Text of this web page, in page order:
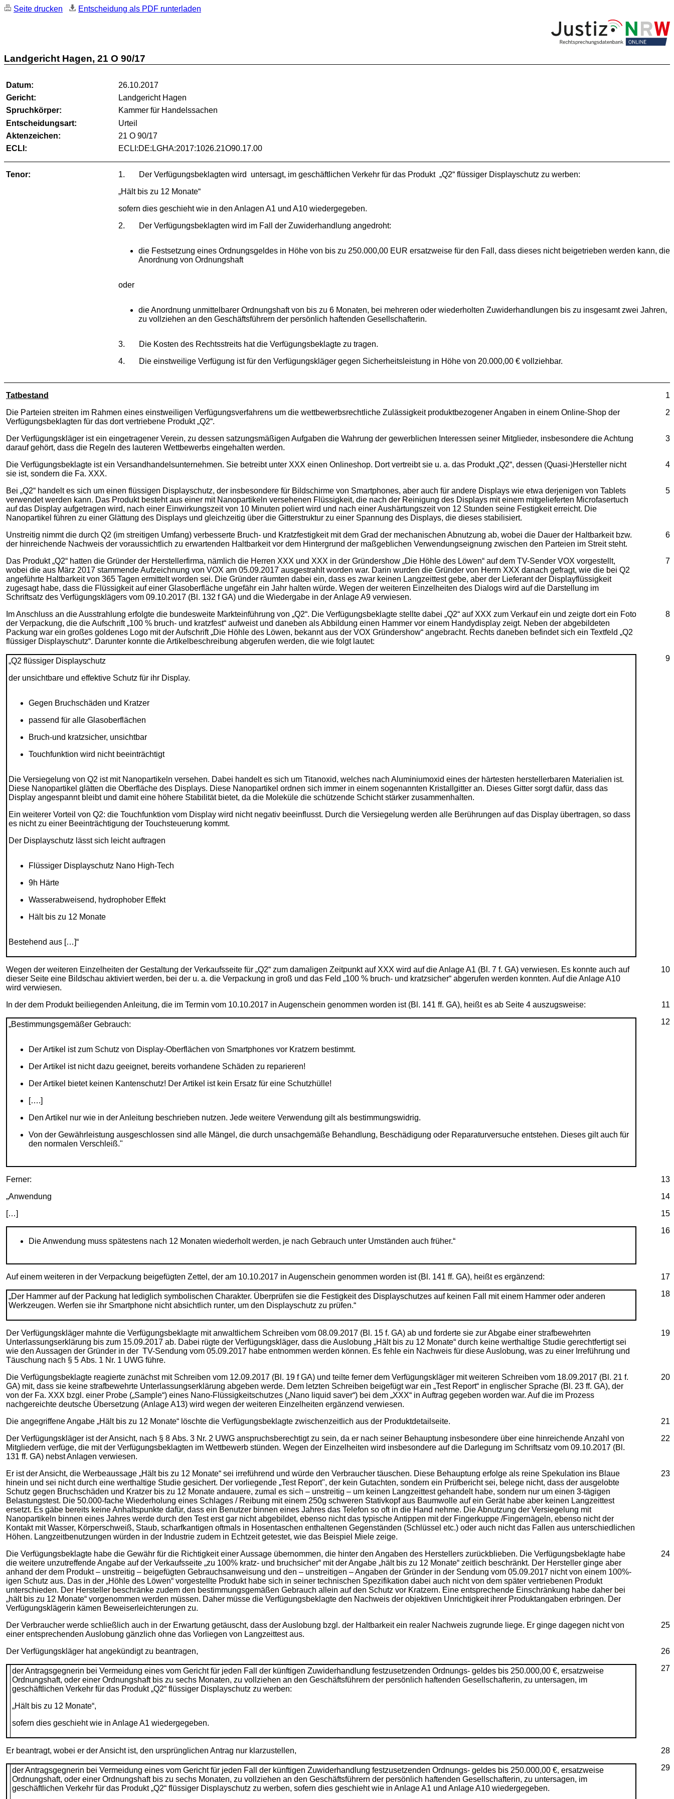
Seite drucken Entscheidung als PDF runterladen
Landgericht Hagen, 21 O 90/17
Datum:
26.10.2017
Gericht:
Landgericht Hagen
Spruchkörper:
Kammer für Handelssachen
Entscheidungsart:
Urteil
Aktenzeichen:
21 O 90/17
ECLI:
ECLI:DE:LGHA:2017:1026.21O90.17.00
Tenor:
1. Der Verfügungsbeklagten wird untersagt, im geschäftlichen Verkehr für das Produkt „Q2“ flüssiger Displayschutz zu werben:
„Hält bis zu 12 Monate“
sofern dies geschieht wie in den Anlagen A1 und A10 wiedergegeben.
2. Der Verfügungsbeklagten wird im Fall der Zuwiderhandlung angedroht:
die Festsetzung eines Ordnungsgeldes in Höhe von bis zu 250.000,00 EUR ersatzweise für den Fall, dass dieses nicht beigetrieben werden kann, die
Anordnung von Ordnungshaft
oder
die Anordnung unmittelbarer Ordnungshaft von bis zu 6 Monaten, bei mehreren oder wiederholten Zuwiderhandlungen bis zu insgesamt zwei Jahren,
zu vollziehen an den Geschäftsführern der persönlich haftenden Gesellschafterin.
3. Die Kosten des Rechtsstreits hat die Verfügungsbeklagte zu tragen.
4. Die einstweilige Verfügung ist für den Verfügungskläger gegen Sicherheitsleistung in Höhe von 20.000,00 € vollziehbar.
1
Tatbestand
2
Die Parteien streiten im Rahmen eines einstweiligen Verfügungsverfahrens um die wettbewerbsrechtliche Zulässigkeit produktbezogener Angaben in einem Online-Shop der
Verfügungsbeklagten für das dort vertriebene Produkt „Q2“.
3
Der Verfügungskläger ist ein eingetragener Verein, zu dessen satzungsmäßigen Aufgaben die Wahrung der gewerblichen Interessen seiner Mitglieder, insbesondere die Achtung
darauf gehört, dass die Regeln des lauteren Wettbewerbs eingehalten werden.
4
Die Verfügungsbeklagte ist ein Versandhandelsunternehmen. Sie betreibt unter XXX einen Onlineshop. Dort vertreibt sie u. a. das Produkt „Q2“, dessen (Quasi-)Hersteller nicht
sie ist, sondern die Fa. XXX.
5
Bei „Q2“ handelt es sich um einen flüssigen Displayschutz, der insbesondere für Bildschirme von Smartphones, aber auch für andere Displays wie etwa derjenigen von Tablets
verwendet werden kann. Das Produkt besteht aus einer mit Nanopartikeln versehenen Flüssigkeit, die nach der Reinigung des Displays mit einem mitgelieferten Microfasertuch
auf das Display aufgetragen wird, nach einer Einwirkungszeit von 10 Minuten poliert wird und nach einer Aushärtungszeit von 12 Stunden seine Festigkeit erreicht. Die
Nanopartikel führen zu einer Glättung des Displays und gleichzeitig über die Gitterstruktur zu einer Spannung des Displays, die dieses stabilisiert.
6
Unstreitig nimmt die durch Q2 (im streitigen Umfang) verbesserte Bruch- und Kratzfestigkeit mit dem Grad der mechanischen Abnutzung ab, wobei die Dauer der Haltbarkeit bzw.
der hinreichende Nachweis der voraussichtlich zu erwartenden Haltbarkeit vor dem Hintergrund der maßgeblichen Verwendungseignung zwischen den Parteien im Streit steht.
7
Das Produkt „Q2“ hatten die Gründer der Herstellerfirma, nämlich die Herren XXX und XXX in der Gründershow „Die Höhle des Löwen“ auf dem TV-Sender VOX vorgestellt,
wobei die aus März 2017 stammende Aufzeichnung von VOX am 05.09.2017 ausgestrahlt worden war. Darin wurden die Gründer von Herrn XXX danach gefragt, wie die bei Q2
angeführte Haltbarkeit von 365 Tagen ermittelt worden sei. Die Gründer räumten dabei ein, dass es zwar keinen Langzeittest gebe, aber der Lieferant der Displayflüssigkeit
zugesagt habe, dass die Flüssigkeit auf einer Glasoberfläche ungefähr ein Jahr halten würde. Wegen der weiteren Einzelheiten des Dialogs wird auf die Darstellung im
Schriftsatz des Verfügungsklägers vom 09.10.2017 (Bl. 132 f GA) und die Wiedergabe in der Anlage A9 verwiesen.
8
Im Anschluss an die Ausstrahlung erfolgte die bundesweite Markteinführung von „Q2“. Die Verfügungsbeklagte stellte dabei „Q2“ auf XXX zum Verkauf ein und zeigte dort ein Foto
der Verpackung, die die Aufschrift „100 % bruch- und kratzfest“ aufweist und daneben als Abbildung einen Hammer vor einem Handydisplay zeigt. Neben der abgebildeten
Packung war ein großes goldenes Logo mit der Aufschrift „Die Höhle des Löwen, bekannt aus der VOX Gründershow“ angebracht. Rechts daneben befindet sich ein Textfeld „Q2
flüssiger Displayschutz“. Darunter konnte die Artikelbeschreibung abgerufen werden, die wie folgt lautet:
9
„Q2 flüssiger Displayschutz
der unsichtbare und effektive Schutz für ihr Display.
Gegen Bruchschäden und Kratzer
passend für alle Glasoberflächen
Bruch-und kratzsicher, unsichtbar
Touchfunktion wird nicht beeinträchtigt
Die Versiegelung von Q2 ist mit Nanopartikeln versehen. Dabei handelt es sich um Titanoxid, welches nach Aluminiumoxid eines der härtesten herstellerbaren Materialien ist.
Diese Nanopartikel glätten die Oberfläche des Displays. Diese Nanopartikel ordnen sich immer in einem sogenannten Kristallgitter an. Dieses Gitter sorgt dafür, dass das
Display angespannt bleibt und damit eine höhere Stabilität bietet, da die Moleküle die schützende Schicht stärker zusammenhalten.
Ein weiterer Vorteil von Q2: die Touchfunktion vom Display wird nicht negativ beeinflusst. Durch die Versiegelung werden alle Berührungen auf das Display übertragen, so dass
es nicht zu einer Beeinträchtigung der Touchsteuerung kommt.
Der Displayschutz lässt sich leicht auftragen
Flüssiger Displayschutz Nano High-Tech
9h Härte
Wasserabweisend, hydrophober Effekt
Hält bis zu 12 Monate
Bestehend aus […]“
10
Wegen der weiteren Einzelheiten der Gestaltung der Verkaufsseite für „Q2“ zum damaligen Zeitpunkt auf XXX wird auf die Anlage A1 (Bl. 7 f. GA) verwiesen. Es konnte auch auf
dieser Seite eine Bildschau aktiviert werden, bei der u. a. die Verpackung in groß und das Feld „100 % bruch- und kratzsicher“ abgerufen werden konnten. Auf die Anlage A10
wird verwiesen.
11
In der dem Produkt beiliegenden Anleitung, die im Termin vom 10.10.2017 in Augenschein genommen worden ist (Bl. 141 ff. GA), heißt es ab Seite 4 auszugsweise:
12
„Bestimmungsgemäßer Gebrauch:
Der Artikel ist zum Schutz von Display-Oberflächen von Smartphones vor Kratzern bestimmt.
Der Artikel ist nicht dazu geeignet, bereits vorhandene Schäden zu reparieren!
Der Artikel bietet keinen Kantenschutz! Der Artikel ist kein Ersatz für eine Schutzhülle!
[….]
Den Artikel nur wie in der Anleitung beschrieben nutzen. Jede weitere Verwendung gilt als bestimmungswidrig.
Von der Gewährleistung ausgeschlossen sind alle Mängel, die durch unsachgemäße Behandlung, Beschädigung oder Reparaturversuche entstehen. Dieses gilt auch für
den normalen Verschleiß."
13
Ferner:
14
„Anwendung
15
[…]
16
Die Anwendung muss spätestens nach 12 Monaten wiederholt werden, je nach Gebrauch unter Umständen auch früher.“
17
Auf einem weiteren in der Verpackung beigefügten Zettel, der am 10.10.2017 in Augenschein genommen worden ist (Bl. 141 ff. GA), heißt es ergänzend:
18
„Der Hammer auf der Packung hat lediglich symbolischen Charakter. Überprüfen sie die Festigkeit des Displayschutzes auf keinen Fall mit einem Hammer oder anderen
Werkzeugen. Werfen sie ihr Smartphone nicht absichtlich runter, um den Displayschutz zu prüfen.“
19
Der Verfügungskläger mahnte die Verfügungsbeklagte mit anwaltlichem Schreiben vom 08.09.2017 (Bl. 15 f. GA) ab und forderte sie zur Abgabe einer strafbewehrten
Unterlassungserklärung bis zum 15.09.2017 ab. Dabei rügte der Verfügungskläger, dass die Auslobung „Hält bis zu 12 Monate“ durch keine werthaltige Studie gerechtfertigt sei
wie den Aussagen der Gründer in der TV-Sendung vom 05.09.2017 habe entnommen werden können. Es fehle ein Nachweis für diese Auslobung, was zu einer Irreführung und
Täuschung nach § 5 Abs. 1 Nr. 1 UWG führe.
20
Die Verfügungsbeklagte reagierte zunächst mit Schreiben vom 12.09.2017 (Bl. 19 f GA) und teilte ferner dem Verfügungskläger mit weiteren Schreiben vom 18.09.2017 (Bl. 21 f.
GA) mit, dass sie keine strafbewehrte Unterlassungserklärung abgeben werde. Dem letzten Schreiben beigefügt war ein „Test Report“ in englischer Sprache (Bl. 23 ff. GA), der
von der Fa. XXX bzgl. einer Probe („Sample“) eines Nano-Flüssigkeitschutzes („Nano liquid saver“) bei dem „XXX“ in Auftrag gegeben worden war. Auf die im Prozess
nachgereichte deutsche Übersetzung (Anlage A13) wird wegen der weiteren Einzelheiten ergänzend verwiesen.
21
Die angegriffene Angabe „Hält bis zu 12 Monate“ löschte die Verfügungsbeklagte zwischenzeitlich aus der Produktdetailseite.
22
Der Verfügungskläger ist der Ansicht, nach § 8 Abs. 3 Nr. 2 UWG anspruchsberechtigt zu sein, da er nach seiner Behauptung insbesondere über eine hinreichende Anzahl von
Mitgliedern verfüge, die mit der Verfügungsbeklagten im Wettbewerb stünden. Wegen der Einzelheiten wird insbesondere auf die Darlegung im Schriftsatz vom 09.10.2017 (Bl.
131 ff. GA) nebst Anlagen verwiesen.
23
Er ist der Ansicht, die Werbeaussage „Hält bis zu 12 Monate“ sei irreführend und würde den Verbraucher täuschen. Diese Behauptung erfolge als reine Spekulation ins Blaue
hinein und sei nicht durch eine werthaltige Studie gesichert. Der vorliegende „Test Report", der kein Gutachten, sondern ein Prüfbericht sei, belege nicht, dass der ausgelobte
Schutz gegen Bruchschäden und Kratzer bis zu 12 Monate andauere, zumal es sich – unstreitig – um keinen Langzeittest gehandelt habe, sondern nur um einen 3-tägigen
Belastungstest. Die 50.000-fache Wiederholung eines Schlages / Reibung mit einem 250g schweren Stativkopf aus Baumwolle auf ein Gerät habe aber keinen Langzeittest
ersetzt. Es gäbe bereits keine Anhaltspunkte dafür, dass ein Benutzer binnen eines Jahres das Telefon so oft in die Hand nehme. Die Abnutzung der Versiegelung mit
Nanopartikeln binnen eines Jahres werde durch den Test erst gar nicht abgebildet, ebenso nicht das typische Antippen mit der Fingerkuppe /Fingernägeln, ebenso nicht der
Kontakt mit Wasser, Körperschweiß, Staub, scharfkantigen oftmals in Hosentaschen enthaltenen Gegenständen (Schlüssel etc.) oder auch nicht das Fallen aus unterschiedlichen
Höhen. Langzeitbenutzungen würden in der Industrie zudem in Echtzeit getestet, wie das Beispiel Miele zeige.
24
Die Verfügungsbeklagte habe die Gewähr für die Richtigkeit einer Aussage übernommen, die hinter den Angaben des Herstellers zurückblieben. Die Verfügungsbeklagte habe
die weitere unzutreffende Angabe auf der Verkaufsseite „zu 100% kratz- und bruchsicher“ mit der Angabe „hält bis zu 12 Monate“ zeitlich beschränkt. Der Hersteller ginge aber
anhand der dem Produkt – unstreitig – beigefügten Gebrauchsanweisung und den – unstreitigen – Angaben der Gründer in der Sendung vom 05.09.2017 nicht von einem 100%-
igen Schutz aus. Das in der „Höhle des Löwen“ vorgestellte Produkt habe sich in seiner technischen Spezifikation dabei auch nicht von dem später vertriebenen Produkt
unterschieden. Der Hersteller beschränke zudem den bestimmungsgemäßen Gebrauch allein auf den Schutz vor Kratzern. Eine entsprechende Einschränkung habe daher bei
„hält bis zu 12 Monate“ vorgenommen werden müssen. Daher müsse die Verfügungsbeklagte den Nachweis der objektiven Unrichtigkeit ihrer Produktangaben erbringen. Der
Verfügungsklägerin kämen Beweiserleichterungen zu.
25
Der Verbraucher werde schließlich auch in der Erwartung getäuscht, dass der Auslobung bzgl. der Haltbarkeit ein realer Nachweis zugrunde liege. Er ginge dagegen nicht von
einer entsprechenden Auslobung gänzlich ohne das Vorliegen von Langzeittest aus.
26
Der Verfügungskläger hat angekündigt zu beantragen,
27
der Antragsgegnerin bei Vermeidung eines vom Gericht für jeden Fall der künftigen Zuwiderhandlung festzusetzenden Ordnungs- geldes bis 250.000,00 €, ersatzweise
Ordnungshaft, oder einer Ordnungshaft bis zu sechs Monaten, zu vollziehen an den Geschäftsführern der persönlich haftenden Gesellschafterin, zu untersagen, im
geschäftlichen Verkehr für das Produkt „Q2“ flüssiger Displayschutz zu werben:
„Hält bis zu 12 Monate“,
sofern dies geschieht wie in Anlage A1 wiedergegeben.
28
Er beantragt, wobei er der Ansicht ist, den ursprünglichen Antrag nur klarzustellen,
29
der Antragsgegnerin bei Vermeidung eines vom Gericht für jeden Fall der künftigen Zuwiderhandlung festzusetzenden Ordnungs- geldes bis 250.000,00 €, ersatzweise
Ordnungshaft, oder einer Ordnungshaft bis zu sechs Monaten, zu vollziehen an den Geschäftsführern der persönlich haftenden Gesellschafterin, zu untersagen, im
geschäftlichen Verkehr für das Produkt „Q2“ flüssiger Displayschutz zu werben, sofern dies geschieht wie in Anlage A1 und Anlage A10 wiedergegeben.